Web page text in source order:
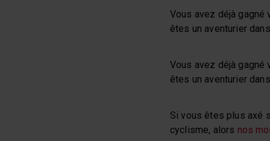
Vous avez déjà
êtes un aventurier
Vous avez déjà
êtes un aventurier
Si vous êtes plus axé
cyclisme, alors nos